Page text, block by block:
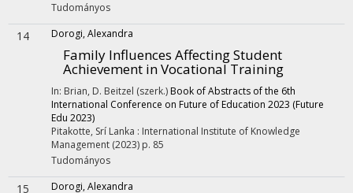
Tudományos
14 Dorogi, Alexandra
Family Influences Affecting Student
Achievement in Vocational Training
In: Brian, D. Beitzel (szerk.) Book of Abstracts of the 6th
International Conference on Future of Education 2023 (Future
Edu 2023)
Pitakotte, Srí Lanka : International Institute of Knowledge
Management (2023) p. 85
Tudományos
15 Dorogi, Alexandra